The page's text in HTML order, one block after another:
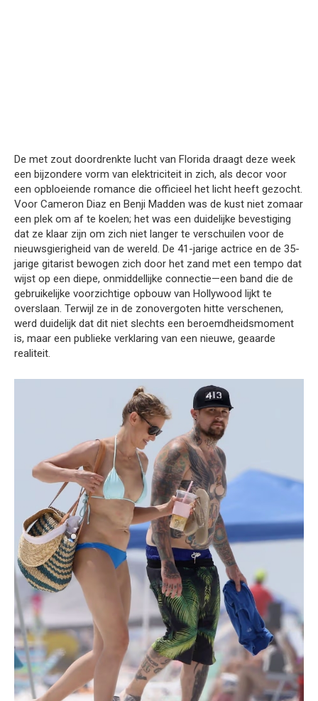
De met zout doordrenkte lucht van Florida draagt deze week
een bijzondere vorm van elektriciteit in zich, als decor voor
een opbloeiende romance die officieel het licht heeft gezocht.
Voor Cameron Diaz en Benji Madden was de kust niet zomaar
een plek om af te koelen; het was een duidelijke bevestiging
dat ze klaar zijn om zich niet langer te verschuilen voor de
nieuwsgierigheid van de wereld. De 41-jarige actrice en de 35-
jarige gitarist bewogen zich door het zand met een tempo dat
wijst op een diepe, onmiddellijke connectie—een band die de
gebruikelijke voorzichtige opbouw van Hollywood lijkt te
overslaan. Terwijl ze in de zonovergoten hitte verschenen,
werd duidelijk dat dit niet slechts een beroemdheidsmoment
is, maar een publieke verklaring van een nieuwe, geaarde
realiteit.